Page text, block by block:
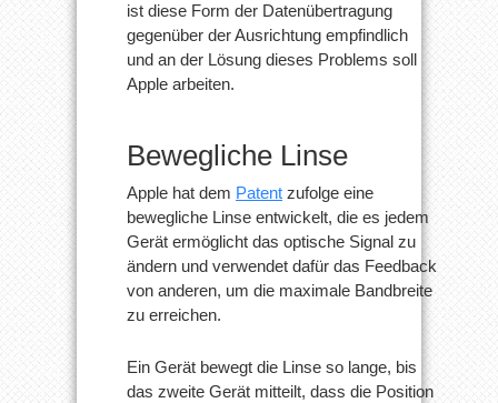
ist diese Form der Datenübertragung
gegenüber der Ausrichtung empfindlich
und an der Lösung dieses Problems soll
Apple arbeiten.
Bewegliche Linse
Apple hat dem Patent zufolge eine
bewegliche Linse entwickelt, die es jedem
Gerät ermöglicht das optische Signal zu
ändern und verwendet dafür das Feedback
von anderen, um die maximale Bandbreite
zu erreichen.
Ein Gerät bewegt die Linse so lange, bis
das zweite Gerät mitteilt, dass die Position